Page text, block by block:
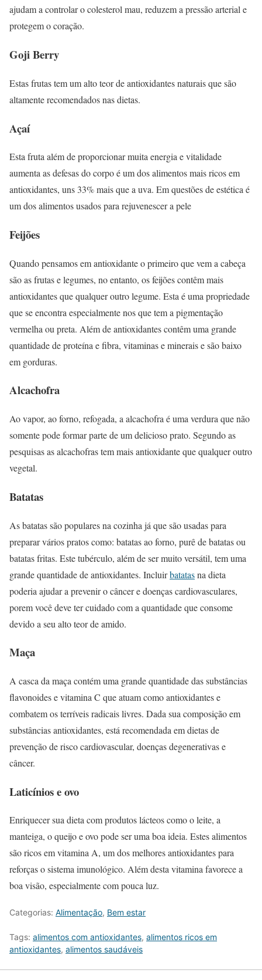
ajudam a controlar o colesterol mau, reduzem a pressão arterial e
protegem o coração.
Goji Berry
Estas frutas tem um alto teor de antioxidantes naturais que são
altamente recomendados nas dietas.
Açaí
Esta fruta além de proporcionar muita energia e vitalidade
aumenta as defesas do corpo é um dos alimentos mais ricos em
antioxidantes, uns 33% mais que a uva. Em questões de estética é
um dos alimentos usados para rejuvenescer a pele
Feijões
Quando pensamos em antioxidante o primeiro que vem a cabeça
são as frutas e legumes, no entanto, os feijões contêm mais
antioxidantes que qualquer outro legume. Esta é uma propriedade
que se encontra especialmente nos que tem a pigmentação
vermelha ou preta. Além de antioxidantes contêm uma grande
quantidade de proteína e fibra, vitaminas e minerais e são baixo
em gorduras.
Alcachofra
Ao vapor, ao forno, refogada, a alcachofra é uma verdura que não
somente pode formar parte de um delicioso prato. Segundo as
pesquisas as alcachofras tem mais antioxidante que qualquer outro
vegetal.
Batatas
As batatas são populares na cozinha já que são usadas para
preparar vários pratos como: batatas ao forno, purê de batatas ou
batatas fritas. Este tubérculo, além de ser muito versátil, tem uma
grande quantidade de antioxidantes. Incluirbatatasna dieta
poderia ajudar a prevenir o câncer e doenças cardiovasculares,
porem você deve ter cuidado com a quantidade que consome
devido a seu alto teor de amido.
Maça
A casca da maça contém uma grande quantidade das substâncias
flavonoides e vitamina C que atuam como antioxidantes e
combatem os terríveis radicais livres. Dada sua composição em
substâncias antioxidantes, está recomendada em dietas de
prevenção de risco cardiovascular, doenças degenerativas e
câncer.
Laticínios e ovo
Enriquecer sua dieta com produtos lácteos como o leite, a
manteiga, o queijo e ovo pode ser uma boa ideia. Estes alimentos
são ricos em vitamina A, um dos melhores antioxidantes para
reforças o sistema imunológico. Além desta vitamina favorece a
boa visão, especialmente com pouca luz.
Categorias: Alimentação, Bem estar
Tags: alimentos com antioxidantes, alimentos ricos em
antioxidantes, alimentos saudáveis